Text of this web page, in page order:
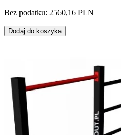
Bez podatku: 2560,16 PLN
Dodaj do koszyka